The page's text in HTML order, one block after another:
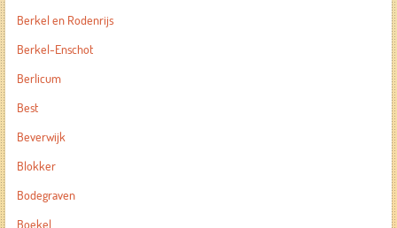
Berkel en Rodenrijs
Berkel-Enschot
Berlicum
Best
Beverwijk
Blokker
Bodegraven
Boekel